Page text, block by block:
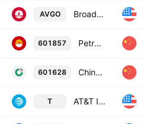
AVGO Broadcom Inc.
601857 PetroChina Co., Ltd. Class A
601628 China Life Insurance Co. Ltd. Class A
T AT&T Inc